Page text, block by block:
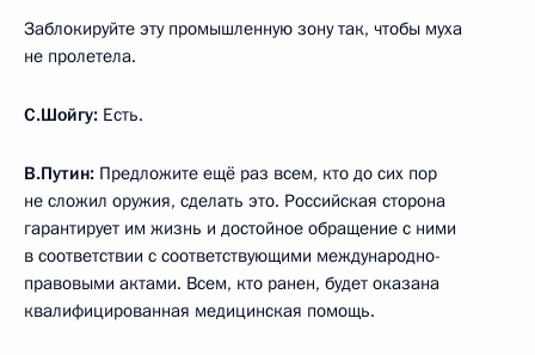
Заблокируйте эту промышленную зону так, чтобы муха
не пролетела.
С.Шойгу: Есть.
В.Путин: Предложите ещё раз всем, кто до сих пор
не сложил оружия, сделать это. Российская сторона
гарантирует им жизнь и достойное обращение с ними
в соответствии с соответствующими международно-
правовыми актами. Всем, кто ранен, будет оказана
квалифицированная медицинская помощь.